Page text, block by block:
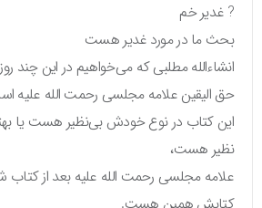
? غدیر خم
بحث ما در مورد غدیر هست
انشاءالله مطلبی که می‌خواهیم در این چند
حق الیقین علامه مجلسی رحمت الله علیه است
این کتاب در نوع خودش بی‌نظیر هست یا
نظیر هست،
علامه مجلسی رحمت الله علیه بعد از کتاب